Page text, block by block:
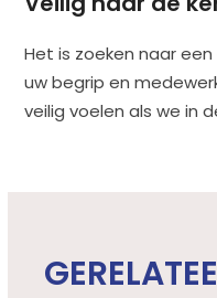
Het is zoeken naar
uw begrip en
veilig voelen als we in